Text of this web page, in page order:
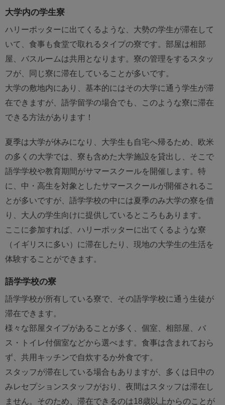
大学内の学生寮
ハリーポッターに出てくるような、大勢の学生が滞在して
いて、食事も食堂で取れるタイプの寮です。部屋は相部
屋、バスルームは共用となります。寮の管理をするスタッ
フが、同じ寮に滞在していることが多いです。
大学の敷地内にあり、基本的にはその大学に通う学生が滞
在できますが、語学留学の場合でも、このような寮に滞在
できる方法があります！
夏季は大学が休みになり、大学生も自宅へ帰るため、欧米
の多くの大学では、寮も含めた大学施設を貸出し、そこで
語学学校や教育期間がサマースクールを開催します。特
に、中・高生を対象としたサマースクールが開催されるこ
とが多いですが、語学学校の中には夏季のみ大学の寮を借
り、大人の学生向けに提供しているところもあります。
ここに参加すれば、ハリーポッターに出てくるような寮
（イギリスに多い）に滞在したり、現地の大学生の生活を
体験することができます。
語学学校の寮
語学学校が所有している寮で、その語学学校に通う生徒が
滞在できます。
様々な部屋タイプがあることが多く、個室、相部屋、バ
ス・トイレ付個室などから選べます。食事は含まれておら
ず、共用キッチンで自炊するか外食です。
スタッフが滞在している場合もありますが、多くは日中の
みレセプションスタッフがおり、夜間はスタッフは滞在し
ません。そのため、滞在できるのは18歳以上からのことが